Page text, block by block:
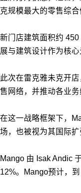
克规模最大的零售综
新门店建筑面积约
展与建筑设计作为核
此次在雷克雅未克开
售网络，并推动各业务
在这一战略框架下，
场，也被视为其国际扩
Mango 由 Isak Andic
12%。Mango预计，